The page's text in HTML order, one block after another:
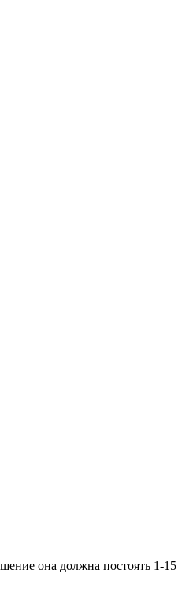
она должна постоять 1-15